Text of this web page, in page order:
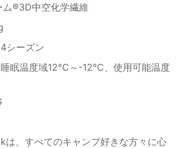
ム®3D中空化学繊維
シーズン
睡眠温度域12℃～-12℃、使用可能温度
は、すべてのキャンプ好きな方々に心